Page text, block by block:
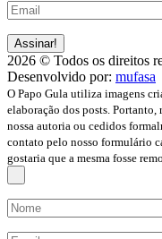
2026 © Todos os direitos
Desenvolvido por: mufasa
O Papo Gula utiliza imagens
elaboração dos posts. Portanto,
nossa autoria ou cedidos
contato pelo nosso formulário
gostaria que a mesma fosse